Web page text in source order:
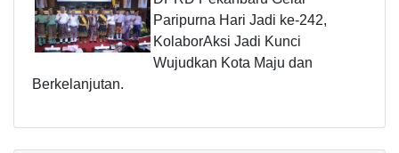
Paripurna Hari Jadi ke-242,
KolaborAksi Jadi Kunci
Wujudkan Kota Maju dan
Berkelanjutan.